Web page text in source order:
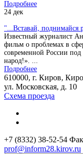
Подробнее
24 дек
"...Вставай, поднимайся
Известный журналист
фильм о проблемах в
современной России
народ!». ...
Подробнее
610000, г. Киров,
ул. Московская, д. 10
Схема проезда
+7 (8332) 38-52-54
prof@inform28.kirov.ru